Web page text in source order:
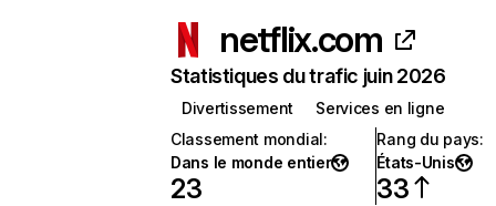
netflix.com
Statistiques du trafic juin 2026
Divertissement
Services en ligne
Classement mondial:
Dans le monde entier
23
Rang du pays:
États-Unis
33